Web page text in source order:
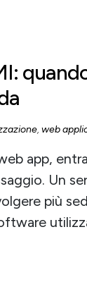
, web
app,
Un
più